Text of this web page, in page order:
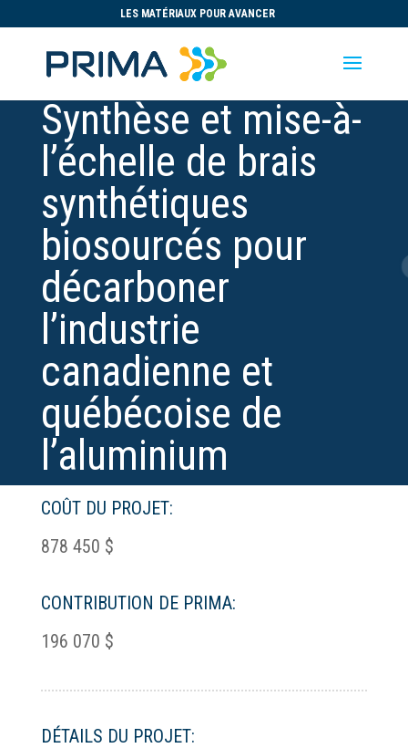
LES MATÉRIAUX POUR AVANCER
Synthèse et mise-à-
l’échelle de brais
synthétiques
biosourcés pour
décarboner
l’industrie
canadienne et
québécoise de
l’aluminium
COÛT DU PROJET:
878 450 $
CONTRIBUTION DE PRIMA:
196 070 $
DÉTAILS DU PROJET: